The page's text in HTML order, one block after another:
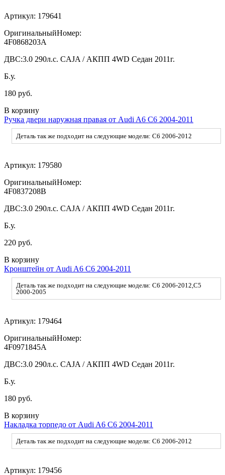
Артикул: 179641
ОригинальныйНомер:
4F0868203A
ДВС:3.0 290л.с. CAJA / АКПП 4WD Седан 2011г.
Б.у.
180 руб.
В корзину
Ручка двери наружная правая от Audi A6 C6 2004-2011
Деталь так же подходит на следующие модели: C6 2006-2012
Артикул: 179580
ОригинальныйНомер:
4F0837208B
ДВС:3.0 290л.с. CAJA / АКПП 4WD Седан 2011г.
Б.у.
220 руб.
В корзину
Кронштейн от Audi A6 C6 2004-2011
Деталь так же подходит на следующие модели: C6 2006-2012,C5
2000-2005
Артикул: 179464
ОригинальныйНомер:
4F0971845A
ДВС:3.0 290л.с. CAJA / АКПП 4WD Седан 2011г.
Б.у.
180 руб.
В корзину
Накладка торпедо от Audi A6 C6 2004-2011
Деталь так же подходит на следующие модели: C6 2006-2012
Артикул: 179456